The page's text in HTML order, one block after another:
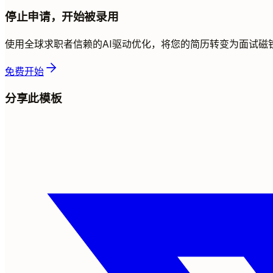
停止申请，开始被录用
使用全球求职者信赖的AI驱动优化，将您的简历转变为面试磁
免费开始
分享此模板